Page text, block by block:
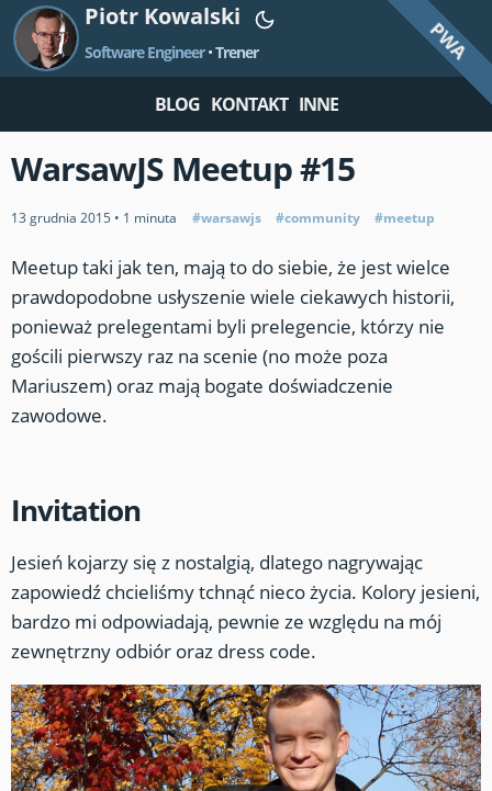
PWA
Piotr Kowalski
Software Engineer•Trener
BLOG KONTAKT INNE
WarsawJS Meetup #15
13 grudnia 2015 • 1 minuta #warsawjs #community #meetup
Meetup taki jak ten, mają to do siebie, że jest wielce
prawdopodobne usłyszenie wiele ciekawych historii,
ponieważ prelegentami byli prelegencie, którzy nie
gościli pierwszy raz na scenie (no może poza
Mariuszem) oraz mają bogate doświadczenie
zawodowe.
Invitation
Jesień kojarzy się z nostalgią, dlatego nagrywając
zapowiedź chcieliśmy tchnąć nieco życia. Kolory jesieni,
bardzo mi odpowiadają, pewnie ze względu na mój
zewnętrzny odbiór oraz dress code.